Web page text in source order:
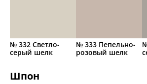
№ 332 Светло-
серый шелк
№ 333 Пепельно-
розовый шелк
Шпон